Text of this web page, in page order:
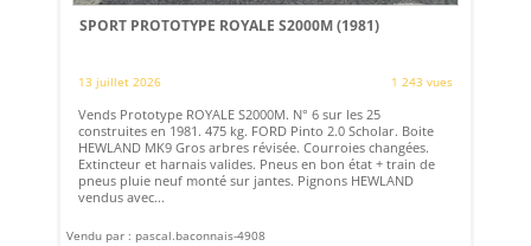
SPORT PROTOTYPE ROYALE S2000M (1981)
13 juillet 2026 1 243 vues
Vends Prototype ROYALE S2000M. N° 6 sur les 25
construites en 1981. 475 kg. FORD Pinto 2.0 Scholar. Boite
HEWLAND MK9 Gros arbres révisée. Courroies changées.
Extincteur et harnais valides. Pneus en bon état + train de
pneus pluie neuf monté sur jantes. Pignons HEWLAND
vendus avec...
Vendu par : pascal.baconnais-4908